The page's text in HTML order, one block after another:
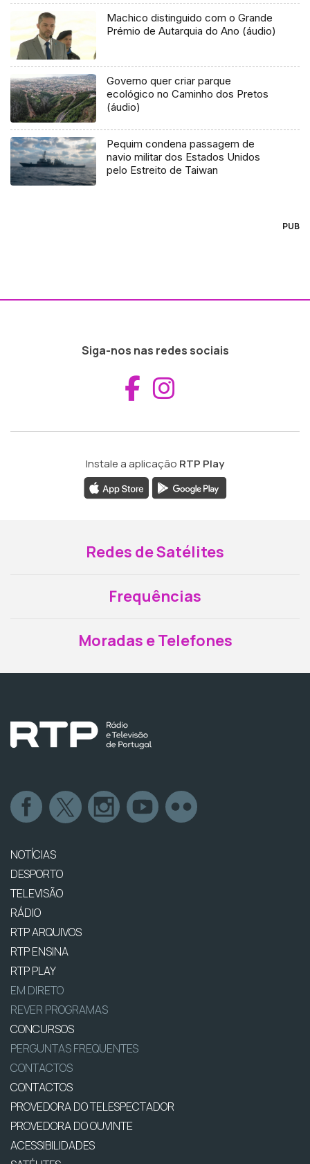
Machico distinguido com o Grande
Prémio de Autarquia do Ano (áudio)
Governo quer criar parque
ecológico no Caminho dos Pretos
(áudio)
Pequim condena passagem de
navio militar dos Estados Unidos
pelo Estreito de Taiwan
PUB
Siga-nos nas redes sociais
Aceder ao
Instale a aplicação RTP Play
Redes de Satélites
Frequências
Moradas e Telefones
NOTÍCIAS
DESPORTO
TELEVISÃO
RÁDIO
RTP ARQUIVOS
RTP ENSINA
RTP PLAY
EM DIRETO
REVER PROGRAMAS
CONCURSOS
PERGUNTAS FREQUENTES
CONTACTOS
CONTACTOS
PROVEDORA DO TELESPECTADOR
PROVEDORA DO OUVINTE
ACESSIBILIDADES